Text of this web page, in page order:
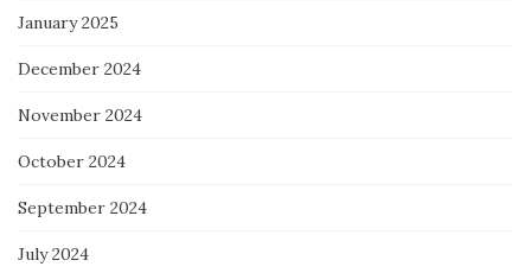
January 2025
December 2024
November 2024
October 2024
September 2024
July 2024